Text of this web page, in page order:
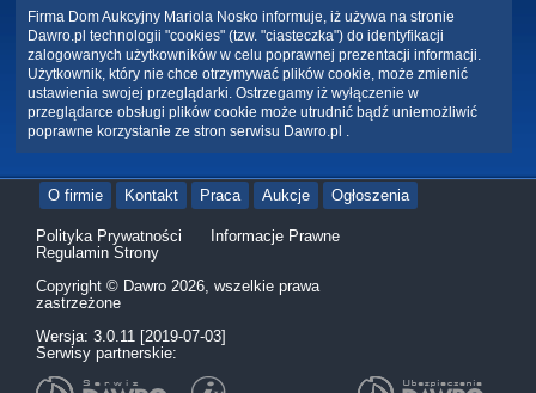
Firma Dom Aukcyjny Mariola Nosko informuje, iż używa na stronie
Dawro.pl technologii "cookies" (tzw. "ciasteczka") do identyfikacji
zalogowanych użytkowników w celu poprawnej prezentacji informacji.
Użytkownik, który nie chce otrzymywać plików cookie, może zmienić
ustawienia swojej przeglądarki. Ostrzegamy iż wyłączenie w
przeglądarce obsługi plików cookie może utrudnić bądź uniemożliwić
poprawne korzystanie ze stron serwisu Dawro.pl .
O firmie Kontakt Praca Aukcje Ogłoszenia
Polityka Prywatności
Informacje Prawne
Regulamin Strony
Copyright © Dawro 2026, wszelkie prawa
zastrzeżone
Wersja: 3.0.11 [2019-07-03]
Serwisy partnerskie: